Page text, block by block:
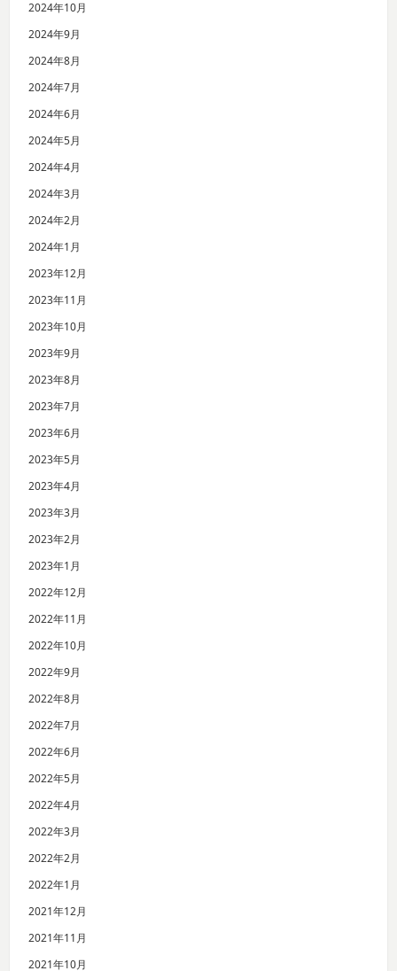
2024年10月
2024年9月
2024年8月
2024年7月
2024年6月
2024年5月
2024年4月
2024年3月
2024年2月
2024年1月
2023年12月
2023年11月
2023年10月
2023年9月
2023年8月
2023年7月
2023年6月
2023年5月
2023年4月
2023年3月
2023年2月
2023年1月
2022年12月
2022年11月
2022年10月
2022年9月
2022年8月
2022年7月
2022年6月
2022年5月
2022年4月
2022年3月
2022年2月
2022年1月
2021年12月
2021年11月
2021年10月